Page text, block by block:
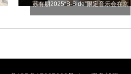
苏有朋2025“B-Side”限定音乐会在京
举办 颠覆传统音乐模式